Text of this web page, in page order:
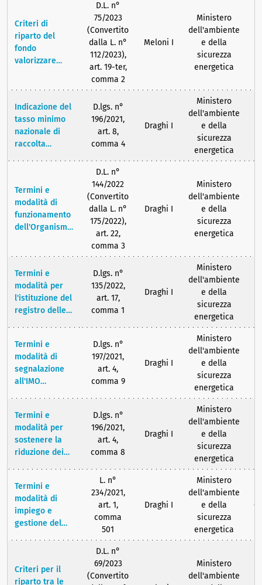
delle garanzie
di origine nella
propria
disponibilità,
quali è
verificata la
precisione,
affidabilità o
autenticità
altri Stati
Membri
potenziare le
attività
finalizzate a
mitigare il
idrogeologico
contingente
dell'Autorità di
bacino
distrettuale
dell'Appennino
Criteri di
riparto del
fondo
valorizzare
superiore per
la protezione e
la ricerca
ambientale
(ISPRA) e
le nuove
tecnologie,
l'energia e lo
sviluppo
sostenibile
(ENEA), nonché
indicazione dei
principi
generali per la
e per
l'attribuzione
delle risorse al
personale
D.L. n°
75/2023
(Convertito
dalla L. n°
112/2023),
art. 19-ter,
comma 2
Meloni I
Ministero
dell'ambiente
e della
sicurezza
energetica
Indicazione del
tasso minimo
nazionale di
raccolta
contenenti
plastica per il
riciclaggio
D.lgs. n°
196/2021,
art. 8,
comma 4
Draghi I
Ministero
dell'ambiente
e della
sicurezza
energetica
Termini e
modalità di
funzionamento
dell'Organismo
autonomi per
la gestione dei
rifiuti, degli
imballaggi e
dei rifiuti di
nonché i suoi
obiettivi
specifici
D.L. n°
144/2022
(Convertito
dalla L. n°
175/2022),
art. 22,
comma 3
Draghi I
Ministero
dell'ambiente
e della
sicurezza
energetica
Termini e
modalità per
l'istituzione del
registro delle
ricerca
pubblica o
privata, nonché
le modalità di
iscrizione e di
D.lgs. n°
135/2022,
art. 17,
comma 1
Draghi I
Ministero
dell'ambiente
e della
sicurezza
energetica
Termini e
modalità di
segnalazione
all'IMO
Organization,
organizzazione
internazionale
che opera per
far seguire ai
una linea
comune per
tutte le
questioni
tecniche
navigazione
commerciale )
D.lgs. n°
197/2021,
art. 4,
comma 9
Draghi I
Ministero
dell'ambiente
e della
sicurezza
energetica
Termini e
modalità per
sostenere la
riduzione dei
plastica
monouso e
incentivare le
imprese
produttrici di
monouso ed
D.lgs. n°
196/2021,
art. 4,
comma 8
Draghi I
Ministero
dell'ambiente
e della
sicurezza
energetica
Termini e
modalità di
impiego e
gestione del
centri per la
L. n°
234/2021,
art. 1,
comma
501
Draghi I
Ministero
dell'ambiente
e della
sicurezza
energetica
Criteri per il
riparto tra le
D.L. n°
69/2023
(Convertito
Ministero
dell'ambiente